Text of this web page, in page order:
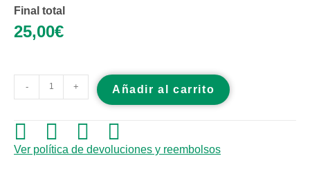
Final total
25,00€
- + Añadir al carrito
Ver política de devoluciones y reembolsos